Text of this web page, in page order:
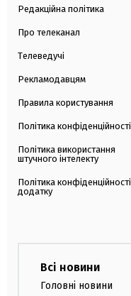
Редакційна політика
Про телеканал
Телеведучі
Рекламодавцям
Правила користування
Політика конфіденційності
Політика використання
штучного інтелекту
Політика конфіденційності
додатку
Всі новини
Головні новини